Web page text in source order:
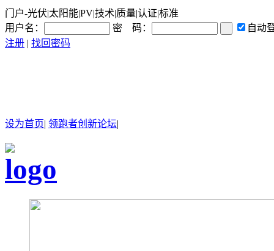
门户-光伏|太阳能|PV|技术|质量|认证|标准
用户名：
密 码：
自动
注册 | 找回密码
设为首页| 领跑者创新论坛|